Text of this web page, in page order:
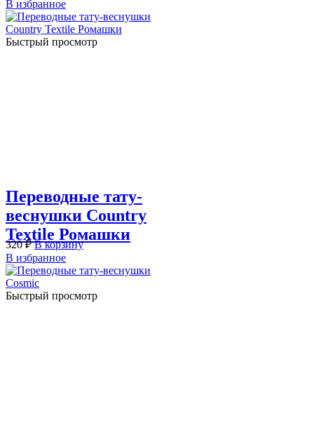
В избранное
Быстрый просмотр
Переводные тату-
веснушки Country
Textile Ромашки
320₽ В корзину
В избранное
Быстрый просмотр